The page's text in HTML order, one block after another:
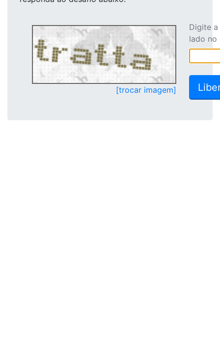
[trocar imagem]
Digite
lado no